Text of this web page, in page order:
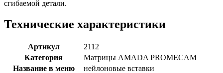
сгибаемой детали.
Технические характеристики
Артикул
2112
Категория
Матрицы AMADA PROMECAM
Название в меню
нейлоновые вставки